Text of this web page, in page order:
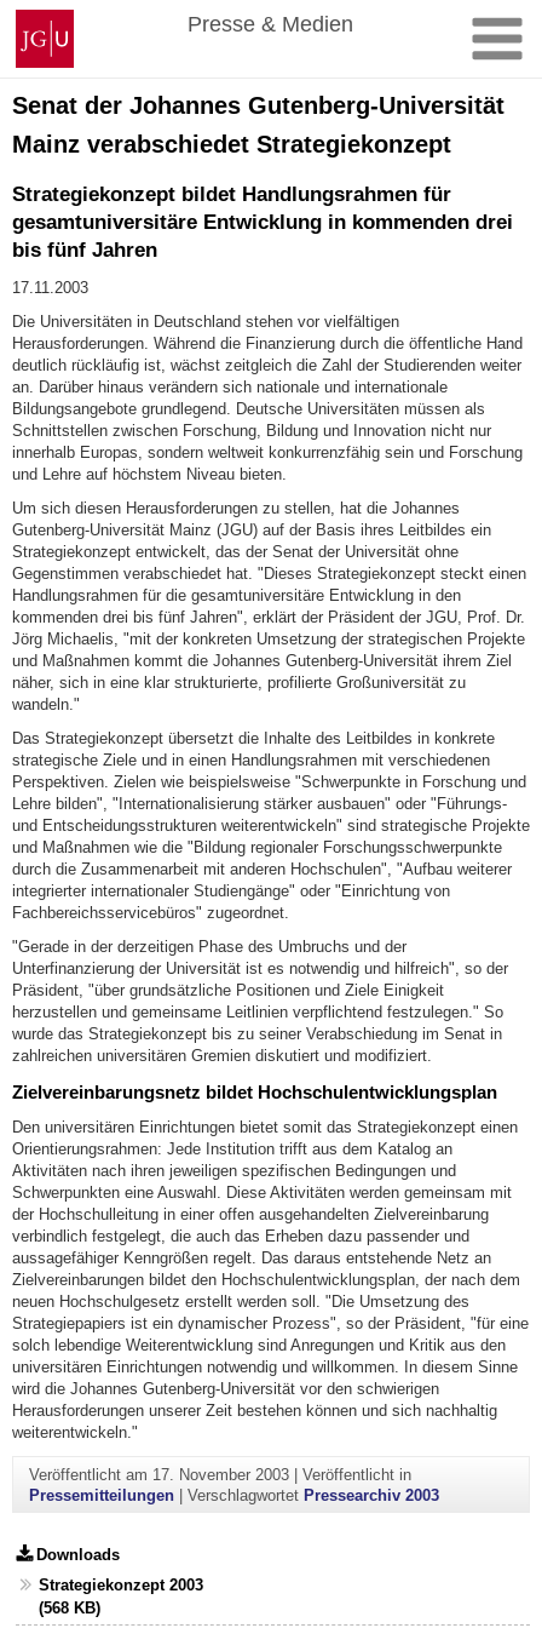
Zum
Inhalt
springen
Johannes
Gutenberg-
Universität
Mainz
Presse & Medien
Senat der Johannes Gutenberg-Universität
Mainz verabschiedet Strategiekonzept
Strategiekonzept bildet Handlungsrahmen für
gesamtuniversitäre Entwicklung in kommenden drei
bis fünf Jahren
17.11.2003
Die Universitäten in Deutschland stehen vor vielfältigen
Herausforderungen. Während die Finanzierung durch die öffentliche Hand
deutlich rückläufig ist, wächst zeitgleich die Zahl der Studierenden weiter
an. Darüber hinaus verändern sich nationale und internationale
Bildungsangebote grundlegend. Deutsche Universitäten müssen als
Schnittstellen zwischen Forschung, Bildung und Innovation nicht nur
innerhalb Europas, sondern weltweit konkurrenzfähig sein und Forschung
und Lehre auf höchstem Niveau bieten.
Um sich diesen Herausforderungen zu stellen, hat die Johannes
Gutenberg-Universität Mainz (JGU) auf der Basis ihres Leitbildes ein
Strategiekonzept entwickelt, das der Senat der Universität ohne
Gegenstimmen verabschiedet hat. "Dieses Strategiekonzept steckt einen
Handlungsrahmen für die gesamtuniversitäre Entwicklung in den
kommenden drei bis fünf Jahren", erklärt der Präsident der JGU, Prof. Dr.
Jörg Michaelis, "mit der konkreten Umsetzung der strategischen Projekte
und Maßnahmen kommt die Johannes Gutenberg-Universität ihrem Ziel
näher, sich in eine klar strukturierte, profilierte Großuniversität zu
wandeln."
Das Strategiekonzept übersetzt die Inhalte des Leitbildes in konkrete
strategische Ziele und in einen Handlungsrahmen mit verschiedenen
Perspektiven. Zielen wie beispielsweise "Schwerpunkte in Forschung und
Lehre bilden", "Internationalisierung stärker ausbauen" oder "Führungs-
und Entscheidungsstrukturen weiterentwickeln" sind strategische Projekte
und Maßnahmen wie die "Bildung regionaler Forschungsschwerpunkte
durch die Zusammenarbeit mit anderen Hochschulen", "Aufbau weiterer
integrierter internationaler Studiengänge" oder "Einrichtung von
Fachbereichsservicebüros" zugeordnet.
"Gerade in der derzeitigen Phase des Umbruchs und der
Unterfinanzierung der Universität ist es notwendig und hilfreich", so der
Präsident, "über grundsätzliche Positionen und Ziele Einigkeit
herzustellen und gemeinsame Leitlinien verpflichtend festzulegen." So
wurde das Strategiekonzept bis zu seiner Verabschiedung im Senat in
zahlreichen universitären Gremien diskutiert und modifiziert.
Zielvereinbarungsnetz bildet Hochschulentwicklungsplan
Den universitären Einrichtungen bietet somit das Strategiekonzept einen
Orientierungsrahmen: Jede Institution trifft aus dem Katalog an
Aktivitäten nach ihren jeweiligen spezifischen Bedingungen und
Schwerpunkten eine Auswahl. Diese Aktivitäten werden gemeinsam mit
der Hochschulleitung in einer offen ausgehandelten Zielvereinbarung
verbindlich festgelegt, die auch das Erheben dazu passender und
aussagefähiger Kenngrößen regelt. Das daraus entstehende Netz an
Zielvereinbarungen bildet den Hochschulentwicklungsplan, der nach dem
neuen Hochschulgesetz erstellt werden soll. "Die Umsetzung des
Strategiepapiers ist ein dynamischer Prozess", so der Präsident, "für eine
solch lebendige Weiterentwicklung sind Anregungen und Kritik aus den
universitären Einrichtungen notwendig und willkommen. In diesem Sinne
wird die Johannes Gutenberg-Universität vor den schwierigen
Herausforderungen unserer Zeit bestehen können und sich nachhaltig
weiterentwickeln."
Veröffentlicht am 17. November 2003| Veröffentlicht in
Pressemitteilungen| Verschlagwortet Pressearchiv 2003
Downloads
Strategiekonzept 2003
(568 KB)